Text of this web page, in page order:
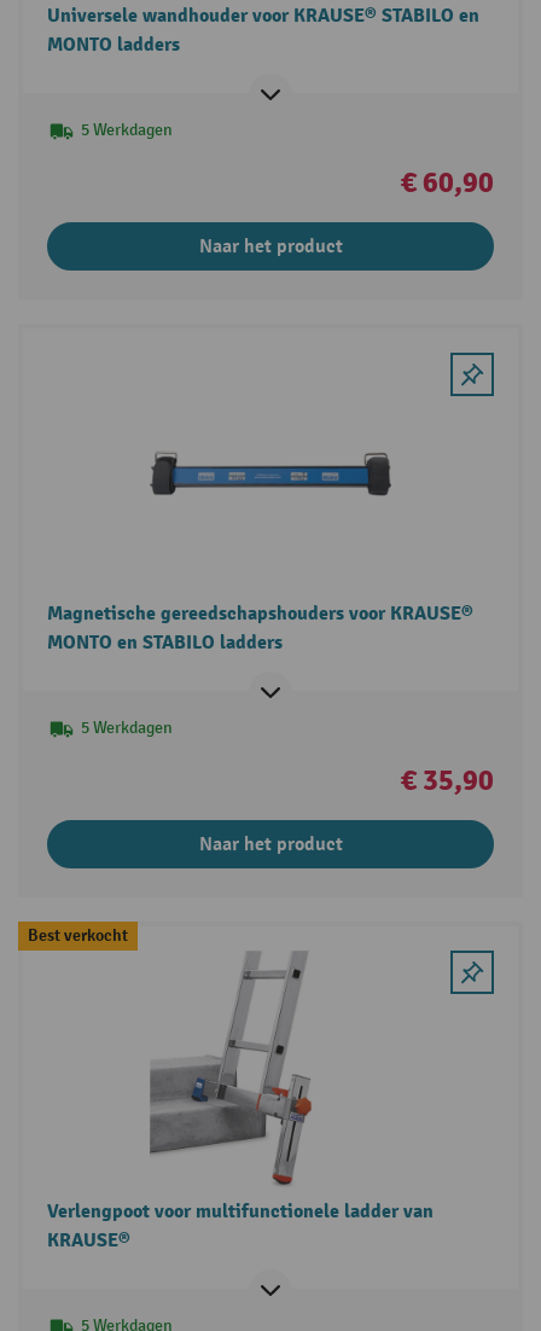
Universele wandhouder voor KRAUSE® STABILO en
MONTO ladders
5 Werkdagen
€ 60,90
Naar het product
Magnetische gereedschapshouders voor KRAUSE®
MONTO en STABILO ladders
5 Werkdagen
€ 35,90
Naar het product
Best verkocht
Verlengpoot voor multifunctionele ladder van
KRAUSE®
5 Werkdagen